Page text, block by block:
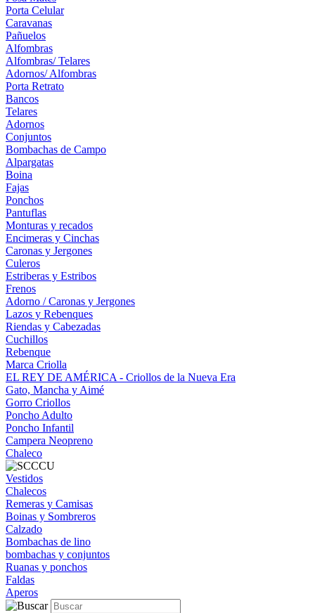
Porta Celular
Caravanas
Pañuelos
Alfombras
Alfombras/ Telares
Adornos/ Alfombras
Porta Retrato
Bancos
Telares
Adornos
Conjuntos
Bombachas de Campo
Alpargatas
Boina
Fajas
Ponchos
Pantuflas
Monturas y recados
Encimeras y Cinchas
Caronas y Jergones
Culeros
Estriberas y Estribos
Frenos
Adorno / Caronas y Jergones
Lazos y Rebenques
Riendas y Cabezadas
Cuchillos
Rebenque
Marca Criolla
EL REY DE AMÉRICA - Criollos de la Nueva Era
Gato, Mancha y Aimé
Gorro Criollos
Poncho Adulto
Poncho Infantil
Campera Neopreno
Chaleco
Vestidos
Chalecos
Remeras y Camisas
Boinas y Sombreros
Calzado
Bombachas de lino
bombachas y conjuntos
Ruanas y ponchos
Faldas
Aperos